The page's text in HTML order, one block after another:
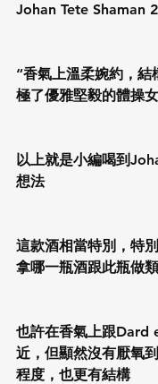
Johan Tete Shaman
“香氣上溫柔婉約，結
極了優雅堅毅的體操
以上就是小編喝到
想法
這款酒相當特別，特
拿哪一瓶酒跟此瓶做
也許在香氣上跟Dard
近，但顯然沒有厭氧
程度，也更有結構